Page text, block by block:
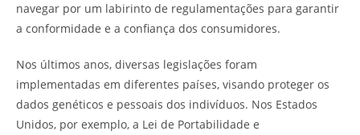
navegar por um labirinto de regulamentações para garantir
a conformidade e a confiança dos consumidores.
Nos últimos anos, diversas legislações foram
implementadas em diferentes países, visando proteger os
dados genéticos e pessoais dos indivíduos. Nos Estados
Unidos, por exemplo, a Lei de Portabilidade e